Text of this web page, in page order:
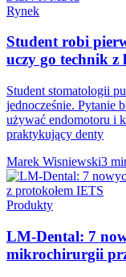
Rynek
Student robi
uczy go technik
Student stomatologii
jednocześnie. Pytanie
używać endomotoru i
praktykujący denty
Marek Wisniewski3
Produkty
LM-Dental: 7
mikrochirurgii